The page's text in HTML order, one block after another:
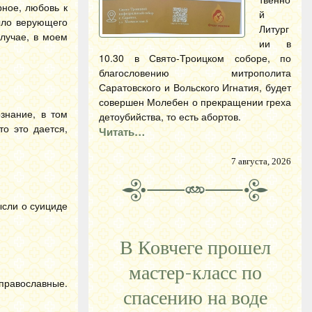
любовь к
верующего
в моем
в том
это дается,
о суициде
й
Литург
ии в
10.30 в Свято-Троицком соборе, по
благословению митрополита
Саратовского и Вольского Игнатия, будет
совершен Молебен о прекращении греха
детоубийства, то есть абортов.
Читать…
7 августа, 2026
В Ковчеге прошел
мастер-класс по
спасению на воде